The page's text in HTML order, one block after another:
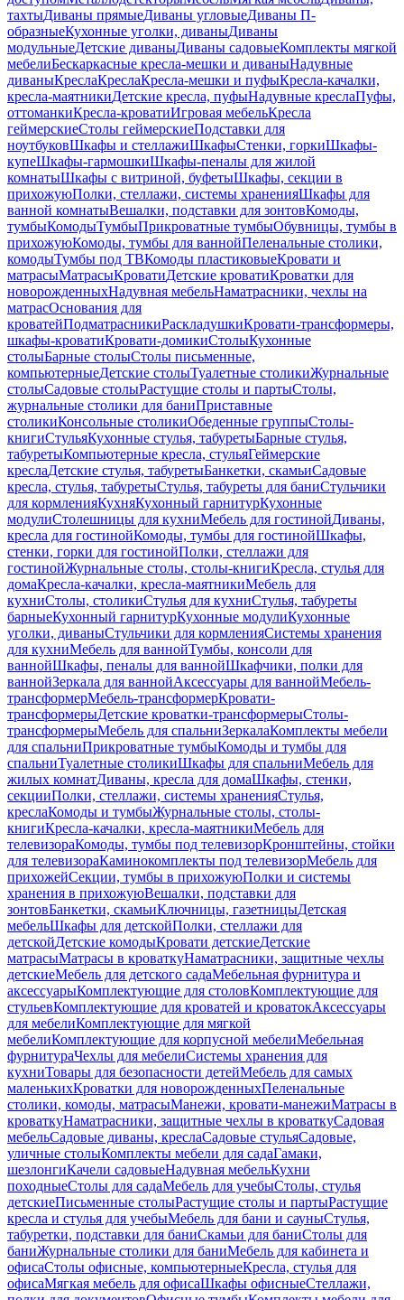
тахтыДиваны прямыеДиваны угловыеДиваны П-
образныеКухонные уголки, диваныДиваны
модульныеДетские диваныДиваны садовыеКомплекты мягкой
мебелиБескаркасные кресла-мешки и диваныНадувные
диваныКреслаКреслаКресла-мешки и пуфыКресла-качалки,
кресла-маятникиДетские кресла, пуфыНадувные креслаПуфы,
оттоманкиКресла-кроватиИгровая мебельКресла
геймерскиеСтолы геймерскиеПодставки для
ноутбуковШкафы и стеллажиШкафыСтенки, горкиШкафы-
купеШкафы-гармошкиШкафы-пеналы для жилой
комнатыШкафы с витриной, буфетыШкафы, секции в
прихожуюПолки, стеллажи, системы храненияШкафы для
ванной комнатыВешалки, подставки для зонтовКомоды,
тумбыКомодыТумбыПрикроватные тумбыОбувницы, тумбы в
прихожуюКомоды, тумбы для ваннойПеленальные столики,
комодыТумбы под ТВКомоды пластиковыеКровати и
матрасыМатрасыКроватиДетские кроватиКроватки для
новорожденныхНадувная мебельНаматрасники, чехлы на
матрасОснования для
кроватейПодматрасникиРаскладушкиКровати-трансформеры,
шкафы-кроватиКровати-домикиСтолыКухонные
столыБарные столыСтолы письменные,
компьютерныеДетские столыТуалетные столикиЖурнальные
столыСадовые столыРастущие столы и партыСтолы,
журнальные столики для баниПриставные
столикиКонсольные столикиОбеденные группыСтолы-
книгиСтульяКухонные стулья, табуретыБарные стулья,
табуретыКомпьютерные кресла, стульяГеймерские
креслаДетские стулья, табуретыБанкетки, скамьиСадовые
кресла, стулья, табуретыСтулья, табуреты для баниСтульчики
для кормленияКухняКухонный гарнитурКухонные
модулиСтолешницы для кухниМебель для гостинойДиваны,
кресла для гостинойКомоды, тумбы для гостинойШкафы,
стенки, горки для гостинойПолки, стеллажи для
гостинойЖурнальные столы, столы-книгиКресла, стулья для
домаКресла-качалки, кресла-маятникиМебель для
кухниСтолы, столикиСтулья для кухниСтулья, табуреты
барныеКухонный гарнитурКухонные модулиКухонные
уголки, диваныСтульчики для кормленияСистемы хранения
для кухниМебель для ваннойТумбы, консоли для
ваннойШкафы, пеналы для ваннойШкафчики, полки для
ваннойЗеркала для ваннойАксессуары для ваннойМебель-
трансформерМебель-трансформерКровати-
трансформерыДетские кроватки-трансформерыСтолы-
трансформерыМебель для спальниЗеркалаКомплекты мебели
для спальниПрикроватные тумбыКомоды и тумбы для
спальниТуалетные столикиШкафы для спальниМебель для
жилых комнатДиваны, кресла для домаШкафы, стенки,
секцииПолки, стеллажи, системы храненияСтулья,
креслаКомоды и тумбыЖурнальные столы, столы-
книгиКресла-качалки, кресла-маятникиМебель для
телевизораКомоды, тумбы под телевизорКронштейны, стойки
для телевизораКаминокомплекты под телевизорМебель для
прихожейСекции, тумбы в прихожуюПолки и системы
хранения в прихожуюВешалки, подставки для
зонтовБанкетки, скамьиКлючницы, газетницыДетская
мебельШкафы для детскойПолки, стеллажи для
детскойДетские комодыКровати детскиеДетские
матрасыМатрасы в кроваткуНаматрасники, защитные чехлы
детскиеМебель для детского садаМебельная фурнитура и
аксессуарыКомплектующие для столовКомплектующие для
стульевКомплектующие для кроватей и кроватокАксессуары
для мебелиКомплектующие для мягкой
мебелиКомплектующие для корпусной мебелиМебельная
фурнитураЧехлы для мебелиСистемы хранения для
кухниТовары для безопасности детейМебель для самых
маленькихКроватки для новорожденныхПеленальные
столики, комоды, матрасыМанежи, кровати-манежиМатрасы в
кроваткуНаматрасники, защитные чехлы в кроваткуСадовая
мебельСадовые диваны, креслаСадовые стульяСадовые,
уличные столыКомплекты мебели для садаГамаки,
шезлонгиКачели садовыеНадувная мебельКухни
походныеСтолы для садаМебель для учебыСтолы, стулья
детскиеПисьменные столыРастущие столы и партыРастущие
кресла и стулья для учебыМебель для бани и сауныСтулья,
табуретки, подставки для баниСкамьи для баниСтолы для
баниЖурнальные столики для баниМебель для кабинета и
офисаСтолы офисные, компьютерныеКресла, стулья для
офисаМягкая мебель для офисаШкафы офисныеСтеллажи,